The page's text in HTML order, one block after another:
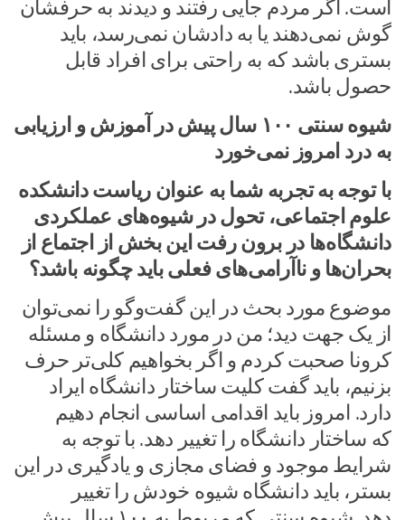
است. اگر مردم جایی رفتند و دیدند به حرفشان
گوش نمی‌دهند یا به دادشان نمی‌رسد، باید
بستری باشد که به راحتی برای افراد قابل
حصول باشد.
شیوه سنتی ۱۰۰ سال پیش در آموزش و ارزیابی
به درد امروز نمی‌خورد
با توجه به تجربه شما به عنوان ریاست دانشکده
علوم اجتماعی، تحول در شیوه‌های عملکردی
دانشگاه‌ها در برون رفت این بخش از اجتماع از
بحران‌ها و ناآرامی‌های فعلی باید چگونه باشد؟
موضوع مورد بحث در این گفت‌وگو را نمی‌توان
از یک جهت دید؛ من در مورد دانشگاه و مسئله
کرونا صحبت کردم و اگر بخواهیم کلی‌تر حرف
بزنیم، باید گفت کلیت ساختار دانشگاه ایراد
دارد. امروز باید اقدامی اساسی انجام دهیم
که ساختار دانشگاه را تغییر دهد. با توجه به
شرایط موجود و فضای مجازی و یادگیری در این
بستر، باید دانشگاه شیوه خودش را تغییر